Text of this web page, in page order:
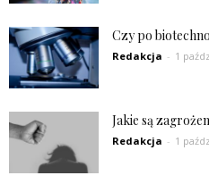
Czy po
Redakcja - 1
Jakie są
Redakcja - 1